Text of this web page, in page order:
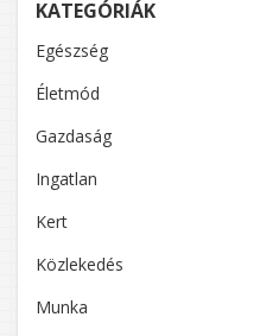
KATEGÓRIÁK
Egészség
Életmód
Gazdaság
Ingatlan
Kert
Közlekedés
Munka